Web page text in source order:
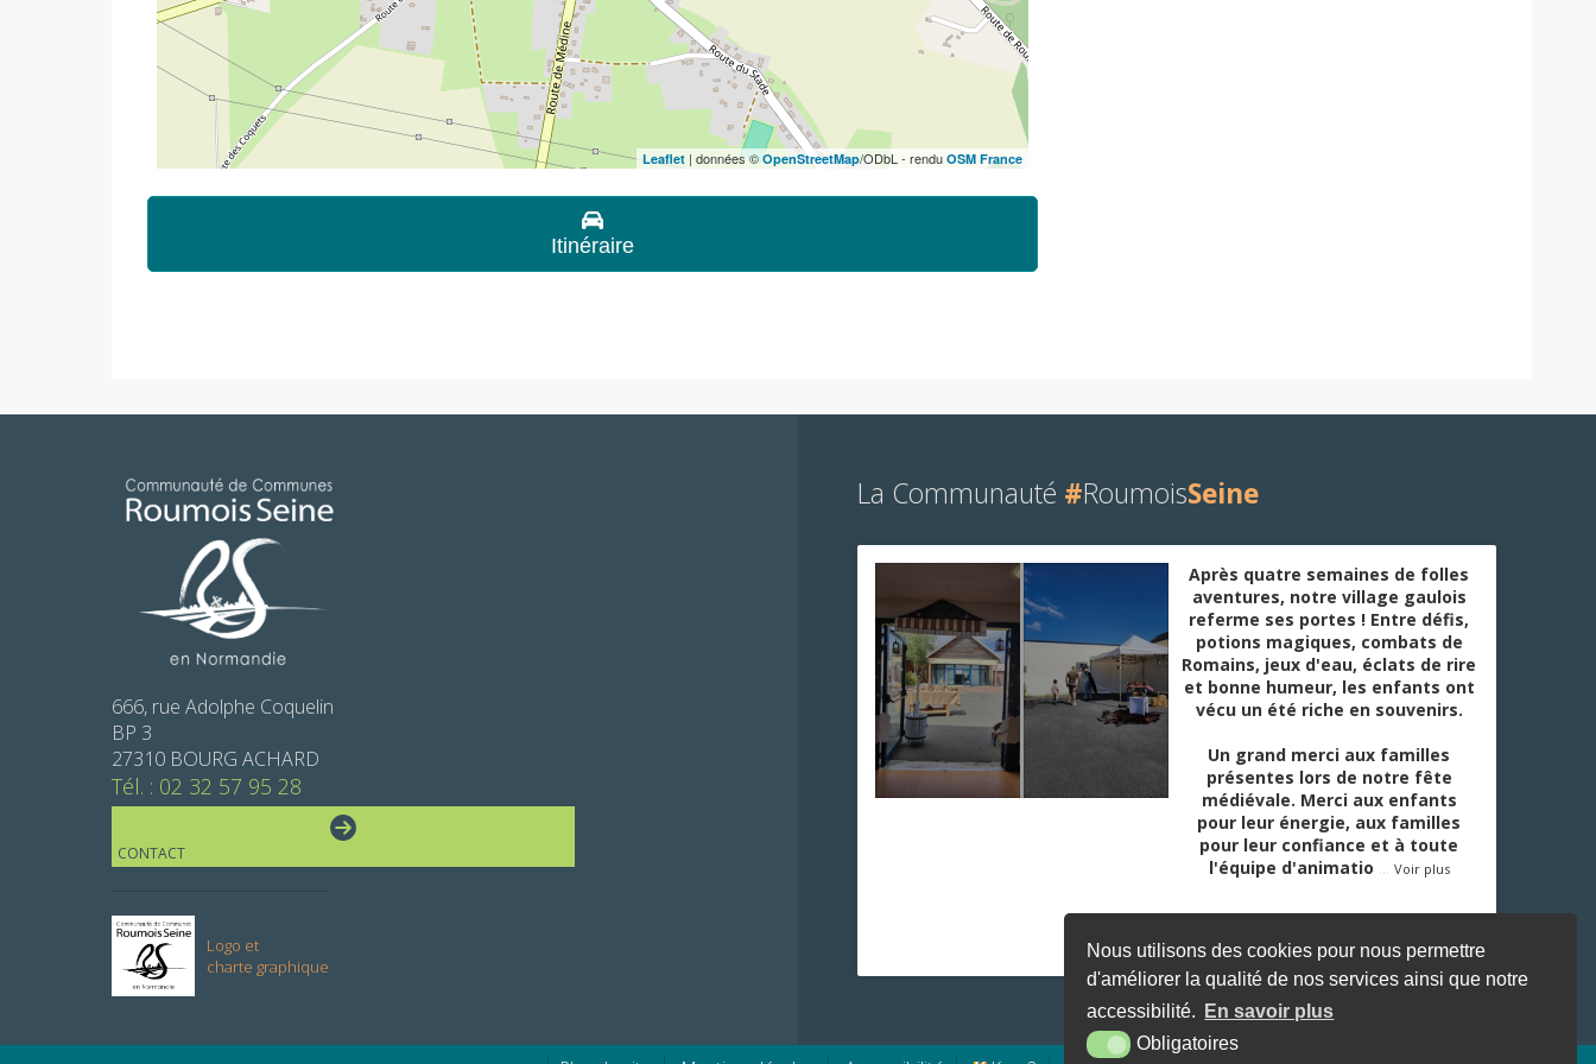
Nous utilisons des cookies pour nous permettre
d'améliorer la qualité de nos services ainsi que notre
accessibilité.
En savoir plus
Obligatoires
Leaflet| données ©OpenStreetMap/ODbL - rendu OSM France
Itinéraire
666, rue Adolphe Coquelin
BP 3
27310 BOURG ACHARD
Tél. : 02 32 57 95 28
CONTACT
Logo et
charte graphique
La Communauté #RoumoisSeine
Après quatre semaines de folles
aventures, notre village gaulois
referme ses portes ! Entre défis,
potions magiques, combats de
Romains, jeux d'eau, éclats de rire
et bonne humeur, les enfants ont
vécu un été riche en souvenirs.
Un grand merci aux familles
présentes lors de notre fête
médiévale. Merci aux enfants
pour leur énergie, aux familles
pour leur confiance et à toute
l'équipe d'animatio ... Voir plus